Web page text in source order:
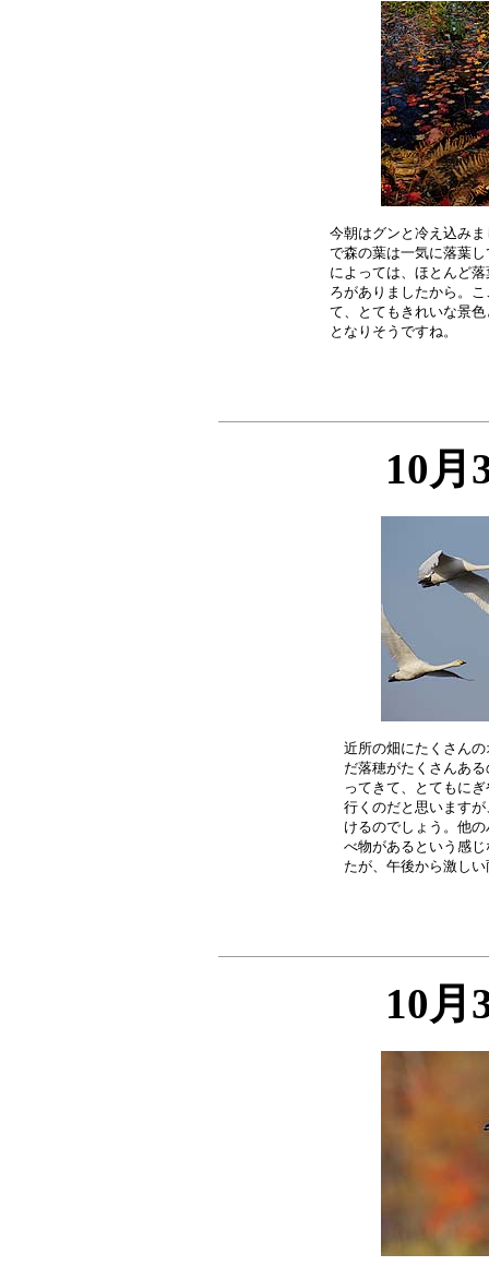
今朝はグンと冷え込み
で森の葉は一気に落葉
によっては、ほとんど
ろがありましたから。
て、とてもきれいな景
10月
近所の畑にたくさん
だ落穂がたくさんあ
ってきて、とてもに
行くのだと思います
けるのでしょう。他
べ物があるという感
10月